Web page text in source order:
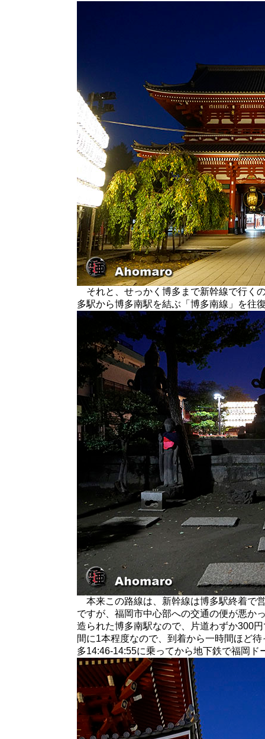
それと、せっかく博多まで新幹線で行く
多駅から博多南駅を結ぶ「博多南線」を往
本来この路線は、新幹線は博多駅終着で
ですが、福岡市中心部への交通の便が悪か
造られた博多南駅なので、片道わずか300
間に1本程度なので、到着から一時間ほど
多14:46-14:55に乗ってから地下鉄で福岡ド